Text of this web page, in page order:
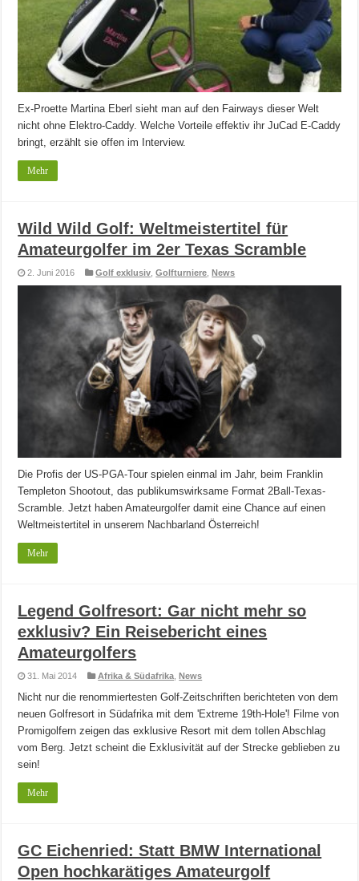
Ex-Proette Martina Eberl sieht man auf den Fairways dieser Welt
nicht ohne Elektro-Caddy. Welche Vorteile effektiv ihr JuCad E-Caddy
bringt, erzählt sie offen im Interview.
Mehr
Wild Wild Golf: Weltmeistertitel für
Amateurgolfer im 2er Texas Scramble
2. Juni 2016 Golf exklusiv ,Golfturniere ,News
Die Profis der US-PGA-Tour spielen einmal im Jahr, beim Franklin
Templeton Shootout, das publikumswirksame Format 2Ball-Texas-
Scramble. Jetzt haben Amateurgolfer damit eine Chance auf einen
Weltmeistertitel in unserem Nachbarland Österreich!
Mehr
Legend Golfresort: Gar nicht mehr so
exklusiv? Ein Reisebericht eines
Amateurgolfers
31. Mai 2014 Afrika & Südafrika ,News
Nicht nur die renommiertesten Golf-Zeitschriften berichteten von dem
neuen Golfresort in Südafrika mit dem 'Extreme 19th-Hole'! Filme von
Promigolfern zeigen das exklusive Resort mit dem tollen Abschlag
vom Berg. Jetzt scheint die Exklusivität auf der Strecke geblieben zu
sein!
Mehr
GC Eichenried: Statt BMW International
Open hochkarätiges Amateurgolf